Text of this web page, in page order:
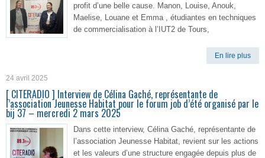
profit d’une belle cause. Manon, Louise, Anouk,
Maelise, Louane et Emma , étudiantes en techniques
de commercialisation à l’IUT2 de Tours,
En lire plus
24 avril 2025
[ CITERADIO ] Interview de Célina Gaché, représentante de
l’association Jeunesse Habitat pour le forum job d’été organisé par le
bij 37 – mercredi 2 mars 2025
Dans cette interview, Célina Gaché, représentante de
l’association Jeunesse Habitat, revient sur les actions
et les valeurs d’une structure engagée depuis plus de